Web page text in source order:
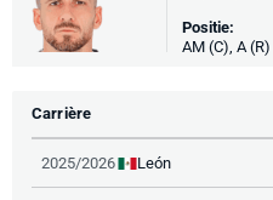
Positie:
AM (C), A (R)
Carrière
2025/2026 León